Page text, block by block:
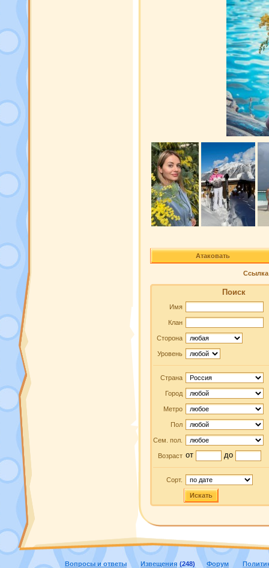
Атаковать
Ссылка
Поиск
Имя
Клан
Сторона
Уровень
Страна
Город
Метро
Пол
Сем. пол.
Возраст от до
Сорт.
Искать
Вопросы и ответы Извещения (248) Форум